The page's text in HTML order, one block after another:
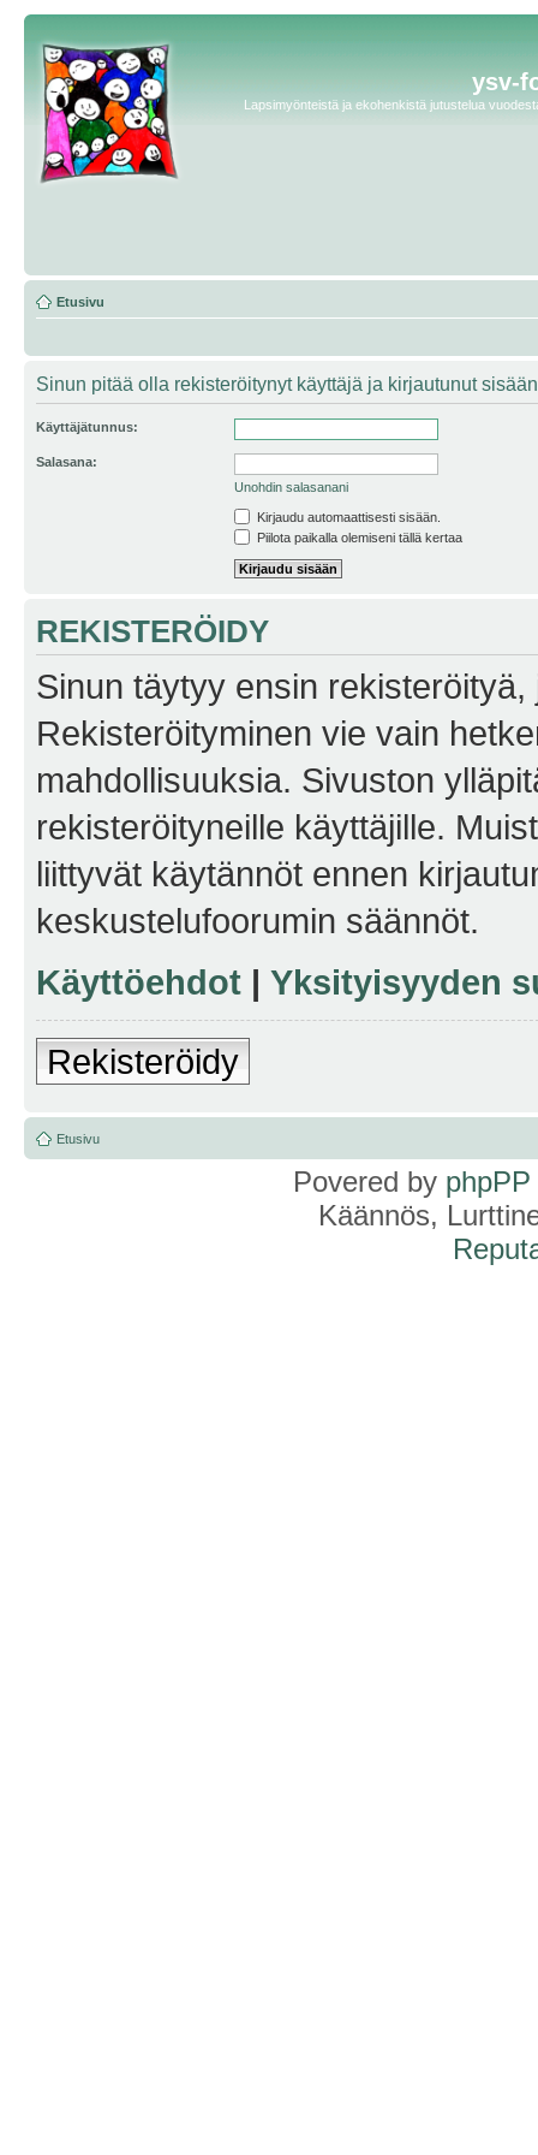
ysv-
Lapsimyönteistä ja ekohenkistä jutustelua
Etusivu
Sinun pitää olla rekisteröitynyt käyttäjä ja kirjautunut
Käyttäjätunnus:
Salasana:
Unohdin salasanani
Kirjaudu automaattisesti sisään.
Piilota paikalla olemiseni tällä kertaa
REKISTERÖIDY
Sinun täytyy ensin
Rekisteröityminen vie vain
mahdollisuuksia. Sivuston
rekisteröityneille käyttäjille.
liittyvät käytännöt ennen
keskustelufoorumin säännöt.
Käyttöehdot | Yksityisyyden
Rekisteröidy
Etusivu
Povered by phpPP
Käännös,